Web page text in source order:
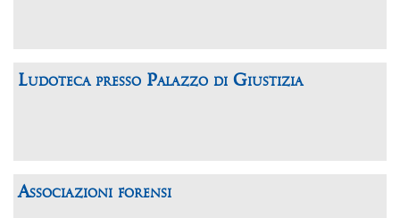
Ludoteca presso Palazzo di Giustizia
Associazioni forensi